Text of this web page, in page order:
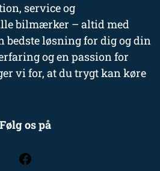
service og
bilmærker – altid med
bedste løsning for dig og din
og en passion for
vi for, at du trygt kan køre
Følg os på